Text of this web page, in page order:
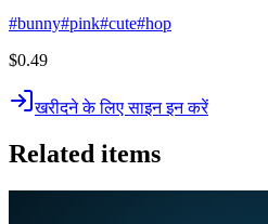
#bunny#pink#cute#hop
$0.49
खरीदने के लिए साइन इन करें
Related items